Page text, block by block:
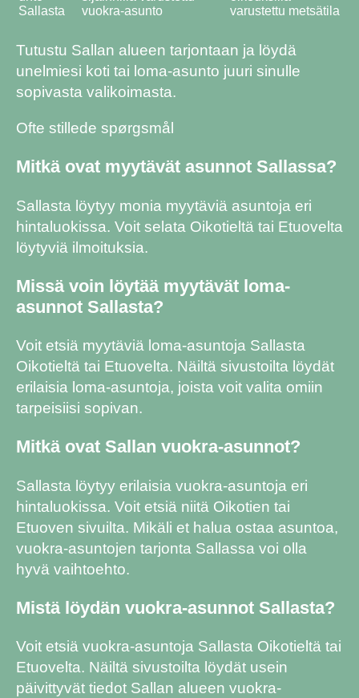
Sallasta
vuokra-asunto
varustettu metsätila
Tutustu Sallan alueen tarjontaan ja löydä
unelmiesi koti tai loma-asunto juuri sinulle
sopivasta valikoimasta.
Ofte stillede spørgsmål
Mitkä ovat myytävät asunnot Sallassa?
Sallasta löytyy monia myytäviä asuntoja eri
hintaluokissa. Voit selata Oikotieltä tai Etuovelta
löytyviä ilmoituksia.
Missä voin löytää myytävät loma-
asunnot Sallasta?
Voit etsiä myytäviä loma-asuntoja Sallasta
Oikotieltä tai Etuovelta. Näiltä sivustoilta löydät
erilaisia loma-asuntoja, joista voit valita omiin
tarpeisiisi sopivan.
Mitkä ovat Sallan vuokra-asunnot?
Sallasta löytyy erilaisia vuokra-asuntoja eri
hintaluokissa. Voit etsiä niitä Oikotien tai
Etuoven sivuilta. Mikäli et halua ostaa asuntoa,
vuokra-asuntojen tarjonta Sallassa voi olla
hyvä vaihtoehto.
Mistä löydän vuokra-asunnot Sallasta?
Voit etsiä vuokra-asuntoja Sallasta Oikotieltä tai
Etuovelta. Näiltä sivustoilta löydät usein
päivittyvät tiedot Sallan alueen vuokra-